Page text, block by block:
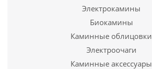
Купить в 1 клик
Электрокамины
Биокамины
Каминные облицовки
Электроочаги
Каминные аксессуары